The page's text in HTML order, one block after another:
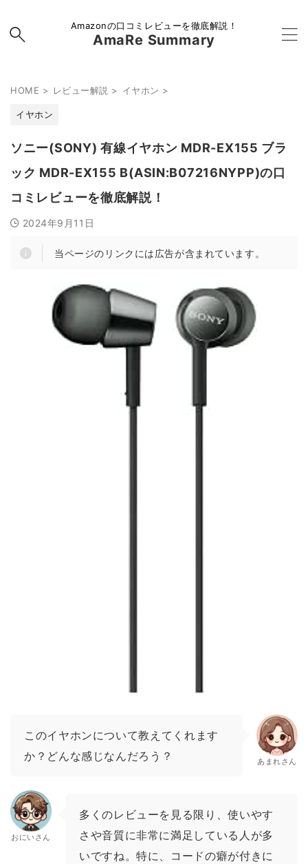
Amazonの口コミレビューを徹底解説！
AmaRe Summary
HOME > レビュー解説 > イヤホン >
イヤホン
ソニー(SONY) 有線イヤホン MDR-EX155 ブラ
ック MDR-EX155 B(ASIN:B07216NYPP)の口
コミレビューを徹底解説！
2024年9月11日
当ページのリンクには広告が含まれています。
このイヤホンについて教えてくれます
か？どんな感じなんだろう？
あまれさん
おにいさん
多くのレビューを見る限り、使いやす
さや音質に非常に満足している人が多
いですね。特に、コードの癖が付きに